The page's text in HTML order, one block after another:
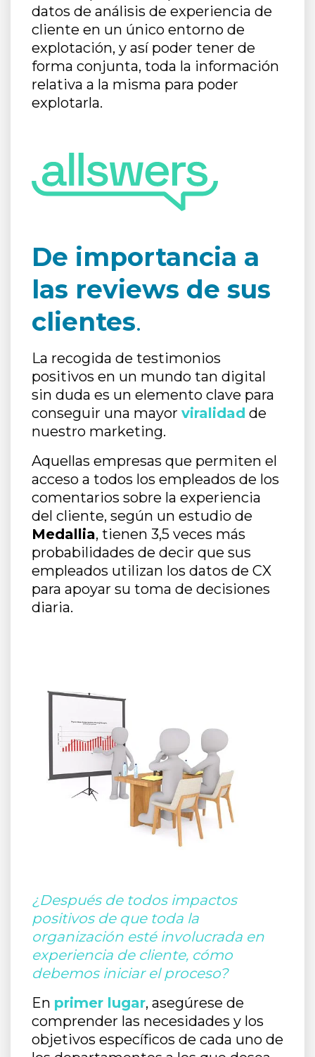
datos de análisis de experiencia de
cliente en un único entorno de
explotación, y así poder tener de
forma conjunta, toda la información
relativa a la misma para poder
explotarla.
De importancia a
las reviews de sus
clientes.
La recogida de testimonios
positivos en un mundo tan digital
sin duda es un elemento clave para
conseguir una mayor viralidad de
nuestro marketing.
Aquellas empresas que permiten el
acceso a todos los empleados de los
comentarios sobre la experiencia
del cliente, según un estudio de
Medallia, tienen 3,5 veces más
probabilidades de decir que sus
empleados utilizan los datos de CX
para apoyar su toma de decisiones
diaria.
¿Después de todos impactos
positivos de que toda la
organización esté involucrada en
experiencia de cliente, cómo
debemos iniciar el proceso?
En primer lugar, asegúrese de
comprender las necesidades y los
objetivos específicos de cada uno de